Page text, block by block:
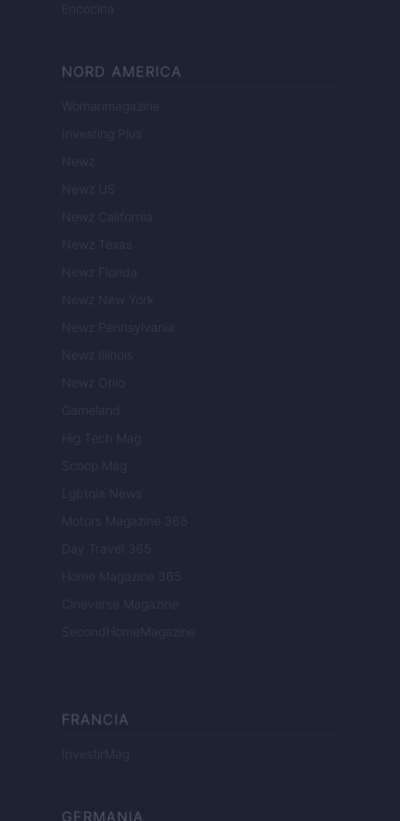
Encocina
NORD AMERICA
Womanmagazine
Investing Plus
Newz
Newz US
Newz California
Newz Texas
Newz Florida
Newz New York
Newz Pennsylvania
Newz Illinois
Newz Ohio
Gameland
Hig Tech Mag
Scoop Mag
Lgbtqia News
Motors Magazine 365
Day Travel 365
Home Magazine 365
Cineverse Magazine
SecondHomeMagazine
FRANCIA
InvestirMag
GERMANIA